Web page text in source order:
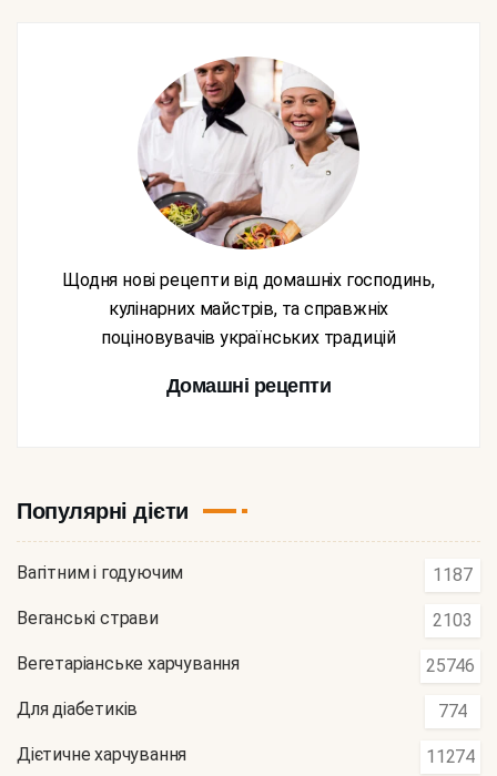
Щодня нові рецепти від домашніх господинь,
кулінарних майстрів, та справжніх
поціновувачів українських традицій
Домашні рецепти
Популярні дієти
Вагітним і годуючим 1187
Веганські страви 2103
Вегетаріанське харчування 25746
Для діабетиків 774
Дієтичне харчування 11274